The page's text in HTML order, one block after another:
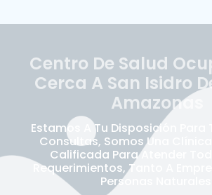
Centro De Salud
Cerca A San Isidro
Amazonas
Estamos A Tu Disposición Para
Consultas, Somos Una Clínica
Calificada Para Atender
Requerimientos, Tanto A
Personas Naturales.